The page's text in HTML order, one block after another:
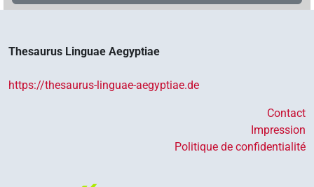
Thesaurus Linguae Aegyptiae
https://thesaurus-linguae-aegyptiae.de
Contact
Impression
Politique de confidentialité